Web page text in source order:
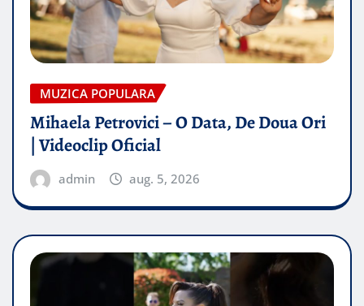
MUZICA POPULARA
Mihaela Petrovici – O Data, De Doua Ori
| Videoclip Oficial
admin aug. 5, 2026